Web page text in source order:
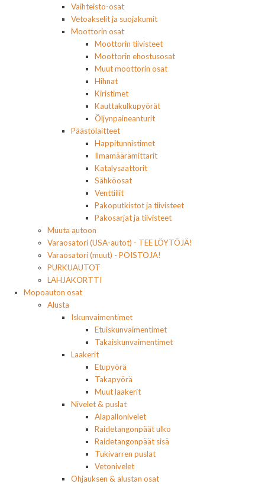
Vaihteisto-osat
Vetoakselit ja suojakumit
Moottorin osat
Moottorin tiivisteet
Moottorin ehostusosat
Muut moottorin osat
Hihnat
Kiristimet
Kauttakulkupyörät
Öljynpaineanturit
Päästölaitteet
Happitunnistimet
Ilmamäärämittarit
Katalysaattorit
Sähköosat
Venttiilit
Pakoputkistot ja tiivisteet
Pakosarjat ja tiivisteet
Muuta autoon
Varaosatori (USA-autot) - TEE LÖYTÖJÄ!
Varaosatori (muut) - POISTOJA!
PURKUAUTOT
LAHJAKORTTI
Mopoauton osat
Alusta
Iskunvaimentimet
Etuiskunvaimentimet
Takaiskunvaimentimet
Laakerit
Etupyörä
Takapyörä
Muut laakerit
Nivelet & puslat
Alapallonivelet
Raidetangonpäät ulko
Raidetangonpäät sisä
Tukivarren puslat
Vetonivelet
Ohjauksen & alustan osat